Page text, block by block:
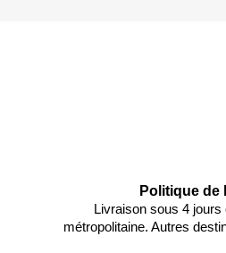
Politique de
Livraison sous 4
métropolitaine. Autres